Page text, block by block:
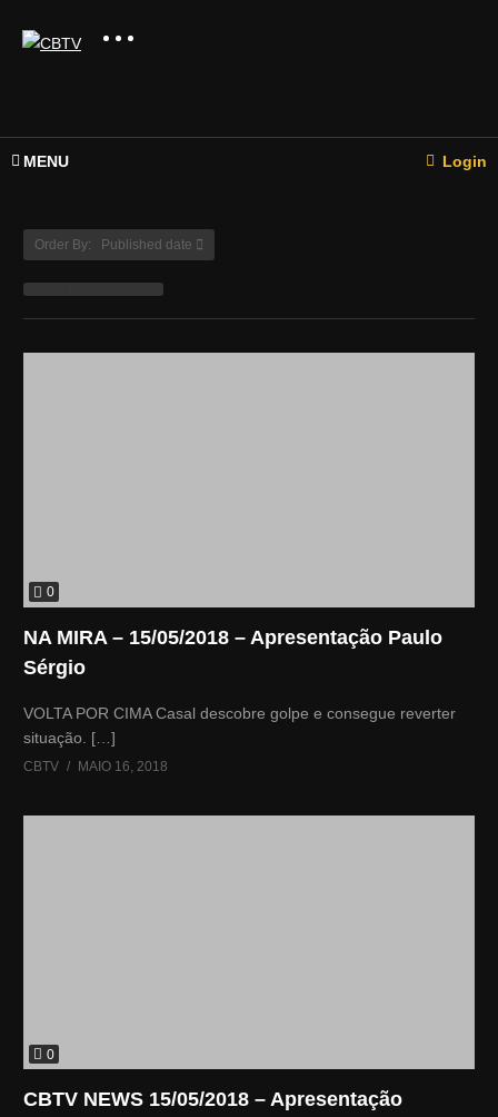
MENU Login
Order By: Published date
0
NA MIRA – 15/05/2018 – Apresentação Paulo
Sérgio
VOLTA POR CIMA Casal descobre golpe e consegue reverter
situação. […]
CBTV MAIO 16, 2018
0
CBTV NEWS 15/05/2018 – Apresentação